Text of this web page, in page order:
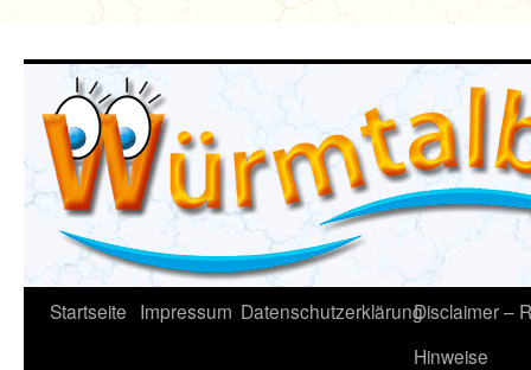
springen
Startseite Impressum DatenschutzerklärungDisclaimer –
Hinweise